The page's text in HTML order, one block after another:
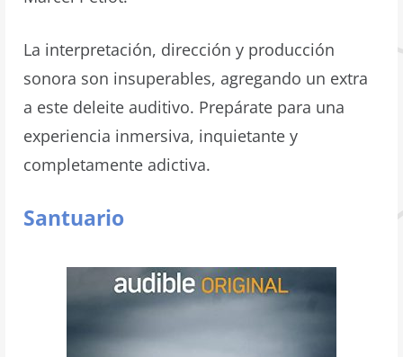
La interpretación, dirección y producción
sonora son insuperables, agregando un extra
a este deleite auditivo. Prepárate para una
experiencia inmersiva, inquietante y
completamente adictiva.
Santuario